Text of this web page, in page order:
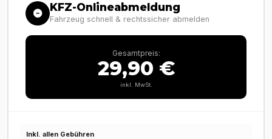
KFZ-Onlineabmeldung
Fahrzeug schnell & rechtssicher abmelden
Gesamtpreis:
29,90 €
inkl. MwSt.
Inkl. allen Gebühren